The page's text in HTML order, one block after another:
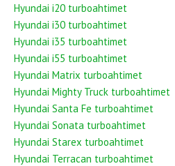
Hyundai i20 turboahtimet
Hyundai i30 turboahtimet
Hyundai i35 turboahtimet
Hyundai i55 turboahtimet
Hyundai Matrix turboahtimet
Hyundai Mighty Truck turboahtimet
Hyundai Santa Fe turboahtimet
Hyundai Sonata turboahtimet
Hyundai Starex turboahtimet
Hyundai Terracan turboahtimet